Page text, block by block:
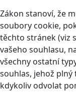
Zákon stanoví, že
soubory cookie,
těchto stránek (viz
vašeho souhlasu,
všechny ostatní
souhlas, jehož plný
kdykoliv odvolat